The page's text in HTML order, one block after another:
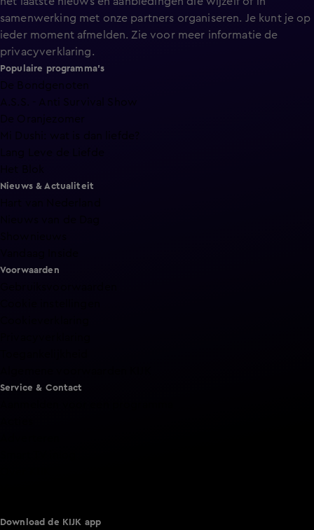
samenwerking met onze partners organiseren. Je kunt je op
ieder moment afmelden. Zie voor meer informatie de
privacyverklaring.
Populaire programma's
De Bondgenoten
A.S.S. - Anti Survival Show
De Oranjezomer
Mi Dushi: wat is dan liefde?
Nieuws & Actualiteit
Voorwaarden
Service & Contact
Download de KIJK app